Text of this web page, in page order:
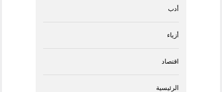
أدب
أزياء
اقتصاد
الرئيسية